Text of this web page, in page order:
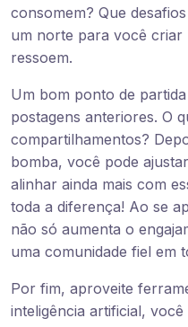
consomem? Que
um norte para você criar
ressoem.
Um bom ponto de
postagens anteriores. O
compartilhamentos?
bomba, você pode
alinhar ainda mais com
toda a diferença! Ao se
não só aumenta o
uma comunidade fiel em
Por fim, aproveite
inteligência artificial,